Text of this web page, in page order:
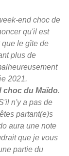
end choc de
qu'il est
le gîte de
plus de
2021.
choc du Maïdo.
n'y a pas de
partant(e)s
aura une note
que je vous
partie du